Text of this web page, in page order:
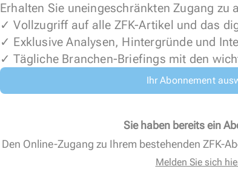
Erhalten Sie uneingeschränkten Zugang zu
✓ Vollzugriff auf alle ZFK-Artikel und das
✓ Exklusive Analysen, Hintergründe und
✓ Tägliche Branchen-Briefings mit den
Ihr Abonnement
Sie haben bereits ein
Den Online-Zugang zu Ihrem bestehenden ZFK-
Melden Sie sich